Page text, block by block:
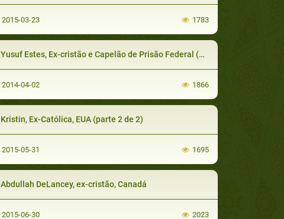
2015-03-23 1783
Yusuf Estes, Ex-cristão e Capelão de Prisão Federal (parte 1 de 5)
2014-04-02 1866
Kristin, Ex-Católica, EUA (parte 2 de 2)
2015-05-31 1695
Abdullah DeLancey, ex-cristão, Canadá
2015-06-30 2023